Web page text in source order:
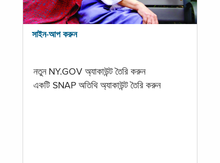
সাইন-আপ করুন
নতুন NY.GOV অ্যাকাউন্ট তৈরি করুন
একটি SNAP অতিথি অ্যাকাউন্ট তৈরি করুন